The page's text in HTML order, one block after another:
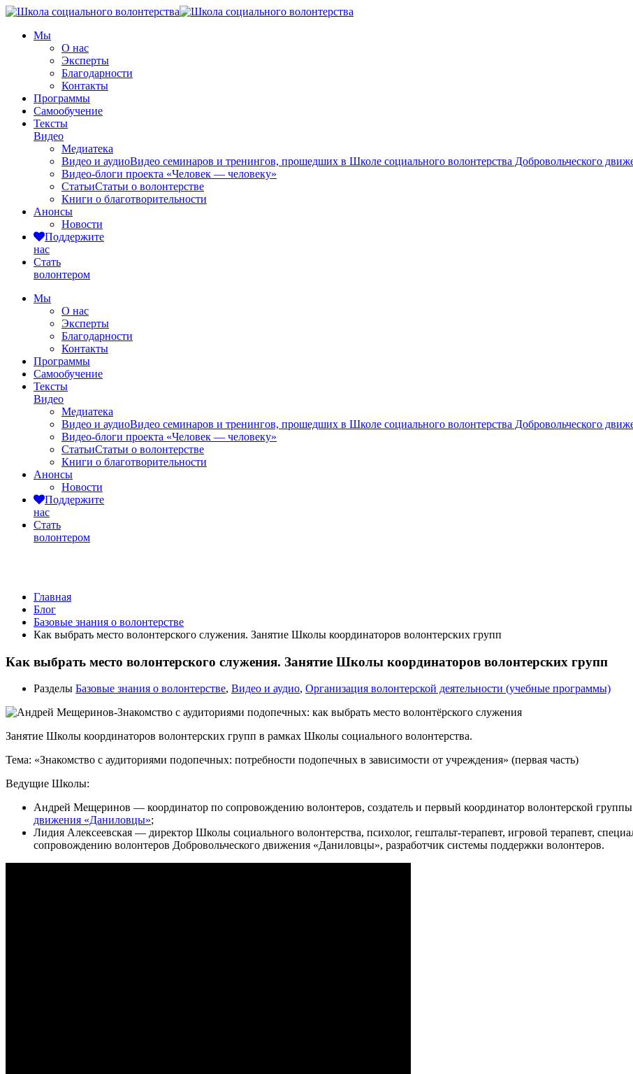
Мы
О нас
Эксперты
Благодарности
Контакты
Программы
Самообучение
Тексты
Видео
Медиатека
Видео и аудиоВидео семинаров и тренингов, прошедших в Школе социального волонтерства Добровольческого
Видео-блоги проекта «Человек — человеку»
СтатьиСтатьи о волонтерстве
Книги о благотворительности
Анонсы
Новости
Поддержите
нас
Стать
волонтером
Мы
О нас
Эксперты
Благодарности
Контакты
Программы
Самообучение
Тексты
Видео
Медиатека
Видео и аудиоВидео семинаров и тренингов, прошедших в Школе социального волонтерства Добровольческого
Видео-блоги проекта «Человек — человеку»
СтатьиСтатьи о волонтерстве
Книги о благотворительности
Анонсы
Новости
Поддержите
нас
Стать
волонтером
Главная
Блог
Базовые знания о волонтерстве
Как выбрать место волонтерского служения. Занятие Школы координаторов волонтерских групп
Как выбрать место волонтерского служения. Занятие Школы координаторов волонтерских групп
Разделы Базовые знания о волонтерстве, Видео и аудио, Организация волонтерской деятельности (учебные программы)
Занятие Школы координаторов волонтерских групп в рамках Школы социального волонтерства.
Тема: «Знакомство с аудиториями подопечных: потребности подопечных в зависимости от учреждения» (первая часть)
Ведущие Школы:
Андрей Мещеринов — координатор по сопровождению волонтеров, создатель и первый координатор волонтерской
движения «Даниловцы»;
Лидия Алексеевская — директор Школы социального волонтерства, психолог, гештальт-терапевт, игровой терапевт,
сопровождению волонтеров Добровольческого движения «Даниловцы», разработчик системы поддержки волонтеров.